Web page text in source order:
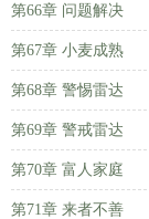
第66章 问题解决
第67章 小麦成熟
第68章 警惕雷达
第69章 警戒雷达
第70章 富人家庭
第71章 来者不善